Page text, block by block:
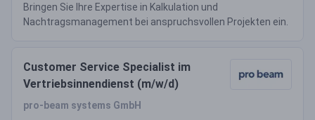
Bringen Sie Ihre Expertise in Kalkulation und
Nachtragsmanagement bei anspruchsvollen Projekten ein.
Customer Service Specialist im
Vertriebsinnendienst (m/w/d)
pro-beam systems GmbH